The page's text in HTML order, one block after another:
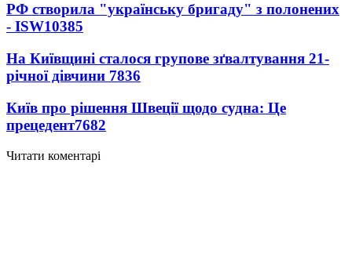
РФ створила "українську бригаду" з полонених
- ISW10385
На Київщині сталося групове зґвалтування 21-
річної дівчини 7836
Київ про рішення Швеції щодо судна: Це
прецедент7682
Читати коментарі